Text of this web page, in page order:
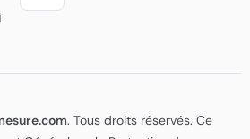
. Tous droits réservés. Ce